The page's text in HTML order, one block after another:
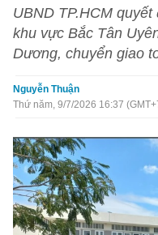
UBND TP.HCM
khu vực Bắc Tân
Dương, chuyển giao
Nguyễn Thuận
Thứ năm, 9/7/2026 16:37